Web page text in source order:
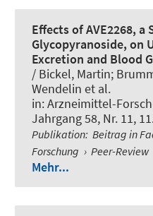
Effects of AVE2268,
Glycopyranoside, on
Excretion and Blood
/ Bickel, Martin;
Wendelin et al.
in:Arzneimittel-
Jahrgang 58, Nr. 11,
Publikation: Beitrag in
Forschung › Peer-Review
Mehr...